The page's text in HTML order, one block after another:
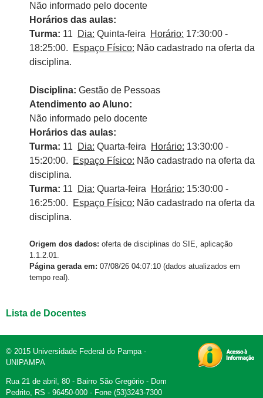
Não informado pelo docente
Horários das aulas:
Turma: 11 Dia: Quinta-feira Horário: 17:30:00 -
18:25:00.
Espaço Físico: Não cadastrado na oferta da
disciplina.
Disciplina: Gestão de Pessoas
Atendimento ao Aluno:
Não informado pelo docente
Horários das aulas:
Turma: 11 Dia: Quarta-feira Horário: 13:30:00 -
15:20:00.
Espaço Físico: Não cadastrado na oferta da
disciplina.
Turma: 11 Dia: Quarta-feira Horário: 15:30:00 -
16:25:00.
Espaço Físico: Não cadastrado na oferta da
disciplina.
Origem dos dados: oferta de disciplinas do SIE, aplicação
1.1.2.01.
Página gerada em: 07/08/26 04:07:10 (dados atualizados em
tempo real).
Lista de Docentes
© 2015 Universidade Federal do Pampa -
UNIPAMPA
Rua 21 de abril, 80 - Bairro São Gregório - Dom
Pedrito, RS - 96450-000 - Fone (53)3243-7300